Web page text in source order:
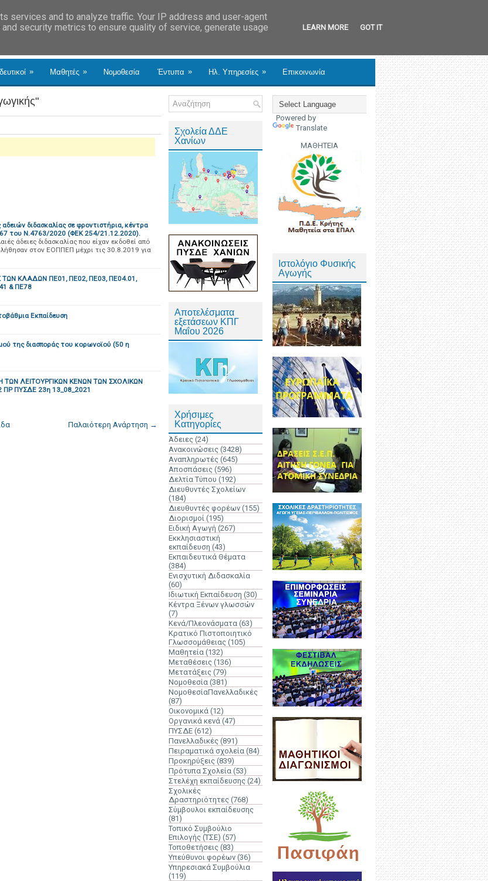
» Μαθητές » Νομοθεσία Έντυπα » Ηλ. Υπηρεσίες » Επικοινωνία
αδειών διδασκαλίας σε φροντιστήρια, κέντρα
του N.4763/2020 (ΦΕΚ 254/21.12.2020).
άδειες διδασκαλίας που είχαν εκδοθεί από
στον ΕΟΠΠΕΠ μέχρι τις 30.8.2019 για
ΚΛΑΔΩΝ ΠΕ01, ΠΕ02, ΠΕ03, ΠΕ04.01,
& ΠΕ78
Εκπαίδευση
της διασποράς του κορωνοϊού (50 η
ΛΕΙΤΟΥΡΓΙΚΩΝ ΚΕΝΩΝ ΤΩΝ ΣΧΟΛΙΚΩΝ
ΠΥΣΔΕ 23η 13_08_2021
Παλαιότερη Ανάρτηση →
Σχολεία ΔΔΕ
Χανίων
Αποτελέσματα
εξετάσεων ΚΠΓ
Μαΐου 2026
Χρήσιμες
Κατηγορίες
Άδειες (24)
Ανακοινώσεις (3428)
Αναπληρωτές (645)
Αποσπάσεις (596)
Δελτία Τύπου (192)
Διευθυντές Σχολείων
(184)
Διευθυντές φορέων (155)
Διορισμοί (195)
Ειδική Αγωγή (267)
Εκκλησιαστική
εκπαίδευση (43)
Εκπαιδευτικά Θέματα
(384)
Ενισχυτική Διδασκαλία
(60)
Ιδιωτική Εκπαίδευση (30)
Κέντρα Ξένων γλωσσών
(7)
Κενά/Πλεονάσματα (63)
Κρατικό Πιστοποιητικό
Γλωσσομάθειας (105)
Μαθητεία (132)
Μεταθέσεις (136)
Μετατάξεις (79)
Νομοθεσία (381)
ΝομοθεσίαΠανελλαδικές
(87)
Οικονομικά (12)
Οργανικά κενά (47)
ΠΥΣΔΕ (612)
Πανελλαδικές (891)
Πειραματικά σχολεία (84)
Προκηρύξεις (839)
Πρότυπα Σχολεία (53)
Στελέχη εκπαίδευσης (24)
Σχολικές
Δραστηριότητες (768)
Σύμβουλοι εκπαίδευσης
(81)
Τοπικό Συμβούλιο
Επιλογής (ΤΣΕ) (57)
Τοποθετήσεις (83)
Υπεύθυνοι φορέων (36)
Υπηρεσιακά Συμβούλια
(119)
Powered by
Translate
ΜΑΘΗΤΕΙΑ
Ιστολόγιο Φυσικής
Αγωγής
services and to analyze traffic. Your IP address and user-agent
security metrics to ensure quality of service, generate usage
LEARN MORE GOT IT